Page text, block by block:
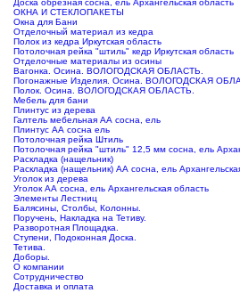
Доска обрезная сосна, ель Архангельская область
ОКНА И СТЕКЛОПАКЕТЫ
Окна для Бани
Отделочный материал из кедра
Полок из кедра Иркутская область
Потолочная рейка "штиль" кедр Иркутская область
Отделочные материалы из осины
Вагонка. Осина. ВОЛОГОДСКАЯ ОБЛАСТЬ.
Погонажные Изделия. Осина. ВОЛОГОДСКАЯ
Полок. Осина. ВОЛОГОДСКАЯ ОБЛАСТЬ.
Мебель для бани
Плинтус из дерева
Галтель мебельная АА сосна, ель
Плинтус АА сосна ель
Потолочная рейка Штиль
Потолочная рейка "штиль" 12,5 мм сосна, ель
Раскладка (нащельник)
Раскладка (нащельник) АА сосна, ель
Уголок из дерева
Уголок АА сосна, ель Архангельская область
Элементы Лестниц
Балясины, Столбы, Колонны.
Поручень, Накладка на Тетиву.
Разворотная Площадка.
Ступени, Подоконная Доска.
Тетива.
Доборы.
О компании
Сотрудничество
Доставка и оплата